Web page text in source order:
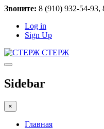
Звоните: 8 (910) 932-54-93,
Log in
Sign Up
СТЕРЖ
Sidebar
×
Главная